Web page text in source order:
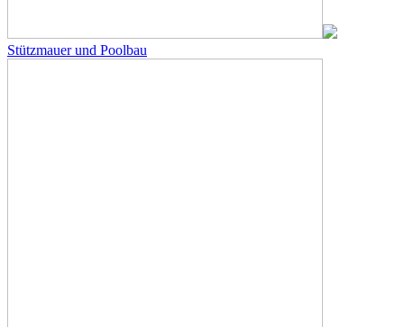
Stützmauer und Poolbau